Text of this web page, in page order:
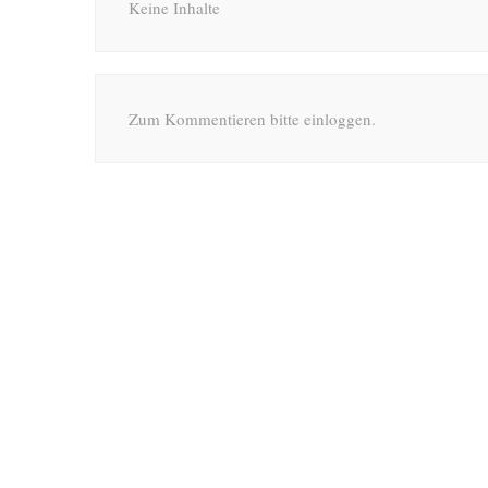
Keine Inhalte
Zum Kommentieren bitte einloggen.